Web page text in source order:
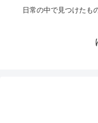
日常の中で見つけたも